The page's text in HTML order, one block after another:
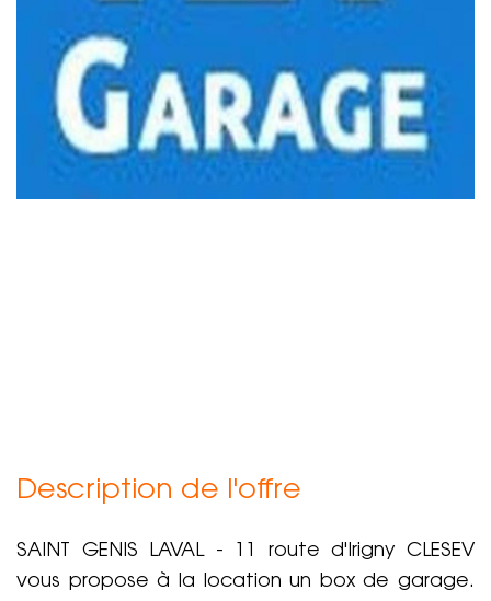
Description de l'offre
SAINT GENIS LAVAL - 11 route d'Irigny CLESEV
vous propose à la location un box de garage.